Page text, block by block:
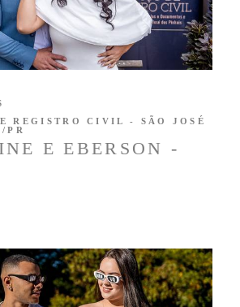
E EBERSON -
REGISTRO CIVIL - SÃO JOSÉ
PR